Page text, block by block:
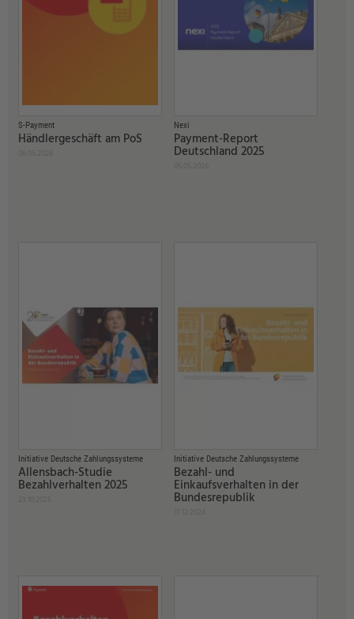
S-Payment
Händlergeschäft am PoS
Nexi
Payment-Report
Deutschland 2025
Initiative Deutsche Zahlungssysteme
Allensbach-Studie
Bezahlverhalten 2025
Initiative Deutsche Zahlungssysteme
Bezahl- und
Einkaufsverhalten in der
Bundesrepublik